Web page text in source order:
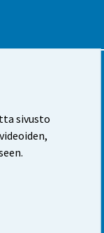
sivusto